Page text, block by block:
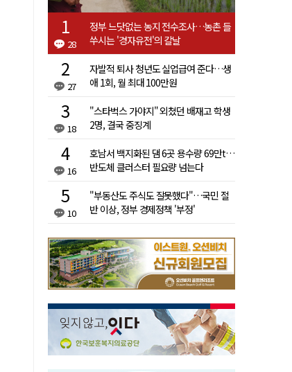
28
정부 느닷없는 농지 전수조사…농촌 들
쑤시는 '경자유전'의 칼날
27
자발적 퇴사 청년도 실업급여 준다…생
애 1회, 월 최대 100만원
18
"스타벅스 가야지" 외쳤던 배재고 학생
2명, 결국 중징계
16
호남서 백지화된 댐 6곳 용수량 69만t…
반도체 클러스터 필요량 넘는다
10
"부동산도 주식도 잘못했다"…국민 절
반 이상, 정부 경제정책 '부정'